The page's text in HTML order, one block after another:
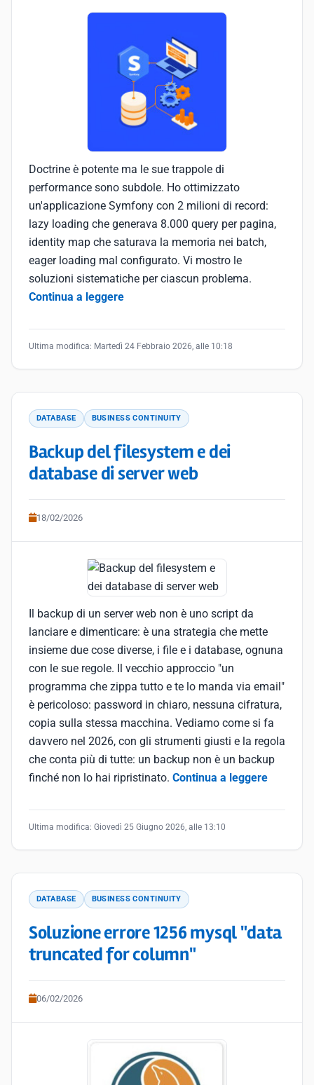
Doctrine è potente ma le sue trappole di
performance sono subdole. Ho ottimizzato
un'applicazione Symfony con 2 milioni di record:
lazy loading che generava 8.000 query per pagina,
identity map che saturava la memoria nei batch,
eager loading mal configurato. Vi mostro le
soluzioni sistematiche per ciascun problema.
Continua a leggere
Ultima modifica: Martedì 24 Febbraio 2026, alle 10:18
DATABASE BUSINESS CONTINUITY
Backup del filesystem e dei
database di server web
18/02/2026
Il backup di un server web non è uno script da
lanciare e dimenticare: è una strategia che mette
insieme due cose diverse, i file e i database, ognuna
con le sue regole. Il vecchio approccio "un
programma che zippa tutto e te lo manda via email"
è pericoloso: password in chiaro, nessuna cifratura,
copia sulla stessa macchina. Vediamo come si fa
davvero nel 2026, con gli strumenti giusti e la regola
che conta più di tutte: un backup non è un backup
finché non lo hai ripristinato. Continua a leggere
Ultima modifica: Giovedì 25 Giugno 2026, alle 13:10
DATABASE BUSINESS CONTINUITY
Soluzione errore 1256 mysql "data
truncated for column"
06/02/2026